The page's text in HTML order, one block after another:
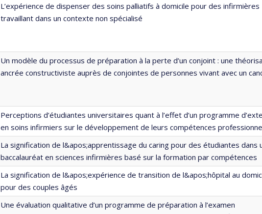
L’expérience de dispenser des soins palliatifs à domicile pour des infirmières
travaillant dans un contexte non spécialisé
Un modèle du processus de préparation à la perte d’un conjoint : une
ancrée constructiviste auprès de conjointes de personnes vivant avec un
Perceptions d’étudiantes universitaires quant à l’effet d’un programme
en soins infirmiers sur le développement de leurs compétences
La signification de l&apos;apprentissage du caring pour des étudiantes dans
baccalauréat en sciences infirmières basé sur la formation par compétences
La signification de l&apos;expérience de transition de l&apos;hôpital au
pour des couples âgés
Une évaluation qualitative d’un programme de préparation à l’examen